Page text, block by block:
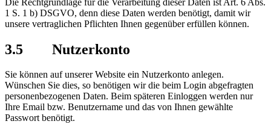
1 S. 1 b) DSGVO, denn diese Daten werden benötigt, damit wir
unsere vertraglichen Pflichten Ihnen gegenüber erfüllen können.
3.5 Nutzerkonto
Sie können auf unserer Website ein Nutzerkonto anlegen.
Wünschen Sie dies, so benötigen wir die beim Login abgefragten
personenbezogenen Daten. Beim späteren Einloggen werden nur
Ihre Email bzw. Benutzername und das von Ihnen gewählte
Passwort benötigt.